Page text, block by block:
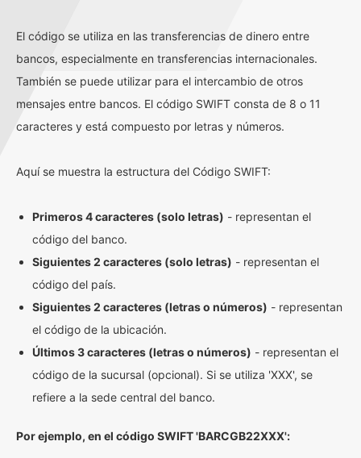
El código se utiliza en las transferencias de dinero entre
bancos, especialmente en transferencias internacionales.
También se puede utilizar para el intercambio de otros
mensajes entre bancos. El código SWIFT consta de 8 o 11
caracteres y está compuesto por letras y números.
Aquí se muestra la estructura del Código SWIFT:
Primeros 4 caracteres (solo letras) - representan el
código del banco.
Siguientes 2 caracteres (solo letras) - representan el
código del país.
Siguientes 2 caracteres (letras o números) - representan
el código de la ubicación.
Últimos 3 caracteres (letras o números) - representan el
código de la sucursal (opcional). Si se utiliza 'XXX', se
refiere a la sede central del banco.
Por ejemplo, en el código SWIFT 'BARCGB22XXX':